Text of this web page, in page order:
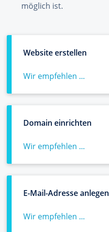
möglich ist.
Website erstellen
Wir empfehlen ...
Domain einrichten
Wir empfehlen ...
E-Mail-Adresse anlegen
Wir empfehlen ...